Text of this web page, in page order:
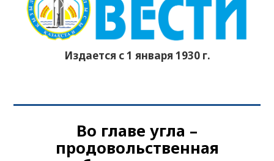
Издается с 1 января 1930 г.
Во главе угла –
продовольственная